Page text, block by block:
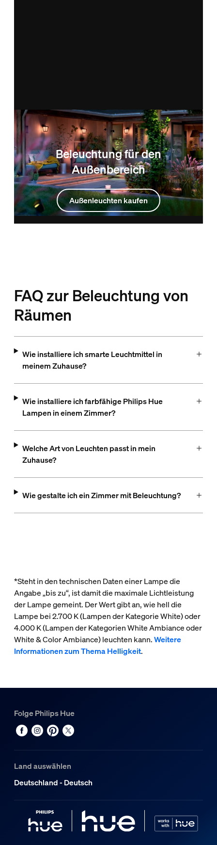
Beleuchtung für den
Außenbereich
Außenleuchten kaufen
FAQ zur Beleuchtung von
Räumen
Wie installiere ich smarte Leuchtmittel in
meinem Zuhause?
Wie installiere ich farbfähige Philips Hue
Lampen in einem Zimmer?
Welche Art von Leuchten passt in mein
Zuhause?
Wie gestalte ich ein Zimmer mit Beleuchtung?
*Steht in den technischen Daten einer Lampe die
Angabe „bis zu“, ist damit die maximale Lichtleistung
der Lampe gemeint. Der Wert gibt an, wie hell die
Lampe bei 2.700 K (Lampen der Kategorie White) oder
4.000 K (Lampen der Kategorien White Ambiance oder
White & Color Ambiance) leuchten kann.Weitere
Informationen zum Thema Helligkeit.
Folge Philips Hue
Land auswählen
Deutschland - Deutsch